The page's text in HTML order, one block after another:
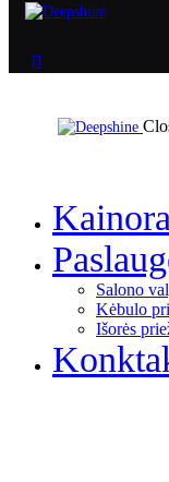
Salono
Kėbulo
Išorės